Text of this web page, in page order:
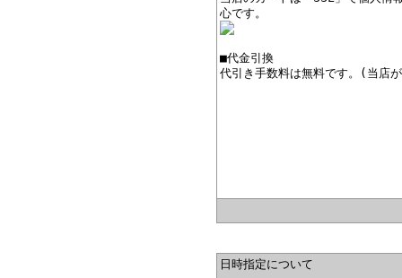
心です。
■代金引換
代引き手数料は無料です。(当店
日時指定について